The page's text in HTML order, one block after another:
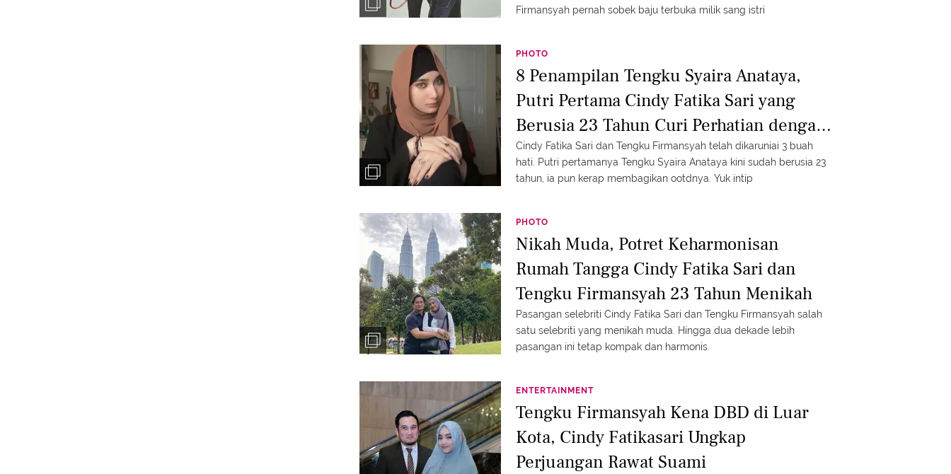
Firmansyah pernah sobek baju terbuka milik sang istri
PHOTO
8 Penampilan Tengku Syaira Anataya,
Putri Pertama Cindy Fatika Sari yang
Berusia 23 Tahun Curi Perhatian dengan
Gaya Hijabnya
Cindy Fatika Sari dan Tengku Firmansyah telah dikaruniai 3 buah
hati. Putri pertamanya Tengku Syaira Anataya kini sudah berusia 23
tahun, ia pun kerap membagikan ootdnya. Yuk intip
PHOTO
Nikah Muda, Potret Keharmonisan
Rumah Tangga Cindy Fatika Sari dan
Tengku Firmansyah 23 Tahun Menikah
Pasangan selebriti Cindy Fatika Sari dan Tengku Firmansyah salah
satu selebriti yang menikah muda. Hingga dua dekade lebih
pasangan ini tetap kompak dan harmonis.
ENTERTAINMENT
Tengku Firmansyah Kena DBD di Luar
Kota, Cindy Fatikasari Ungkap
Perjuangan Rawat Suami